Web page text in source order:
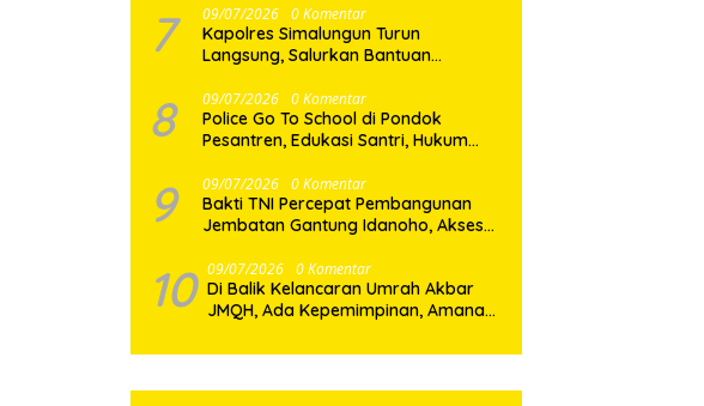
Penggunaan Dana BOS Berkisar 6,9
Miliar
7 09/07/2026 0 Komentar
Kapolres Simalungun Turun
Langsung, Salurkan Bantuan
Puting Beliung di Pematang Bandar
8 09/07/2026 0 Komentar
Police Go To School di Pondok
Pesantren, Edukasi Santri, Hukum
Muda
9 09/07/2026 0 Komentar
Bakti TNI Percepat Pembangunan
Jembatan Gantung Idanoho, Akses
Pulih
10 09/07/2026 0 Komentar
Di Balik Kelancaran Umrah Akbar
JMQH, Ada Kepemimpinan, Amanah,